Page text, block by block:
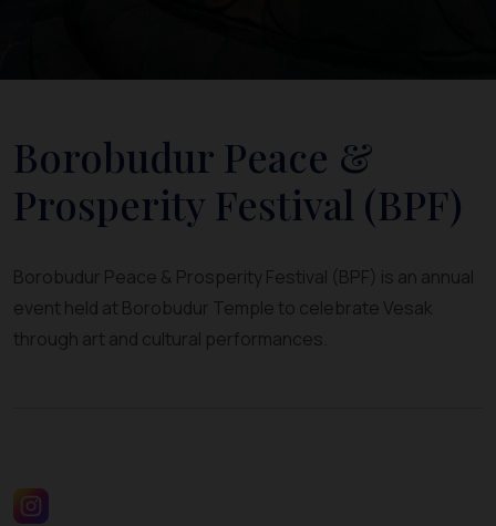
Borobudur Peace &
Prosperity Festival (BPF)
Borobudur Peace & Prosperity Festival (BPF) is an annual
event held at Borobudur Temple to celebrate Vesak
through art and cultural performances.